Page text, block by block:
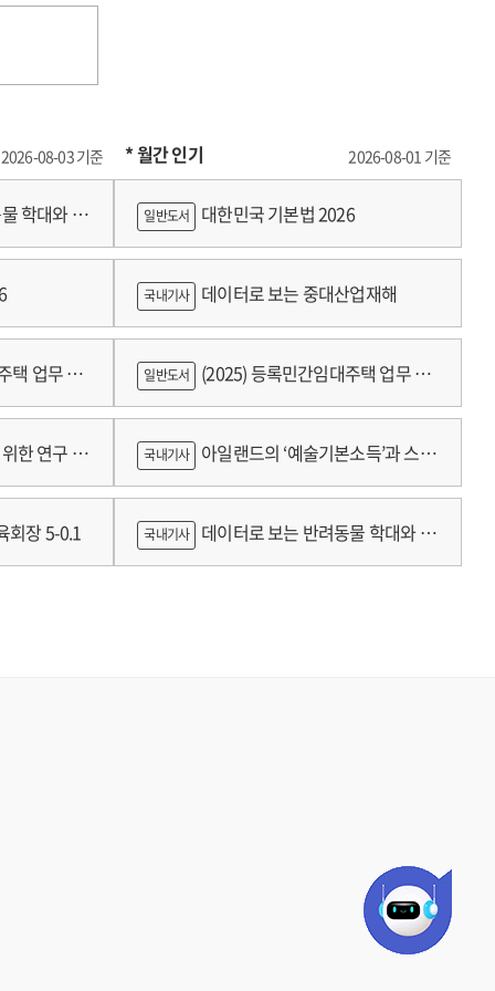
2026-08-03 기준
학대와 분
택 업무 편
한 연구 :
회장 5-0.1
* 월간 인기 2026-08-01 기준
일반도서 대한민국 기본법 2026
국내기사 데이터로 보는 중대산업재해
일반도서 (2025) 등록민간임대주택 업무 편
람
국내기사 아일랜드의 ‘예술기본소득’과 스코
틀랜드의 예술인 소득보장정책 논의
국내기사 데이터로 보는 반려동물 학대와 분